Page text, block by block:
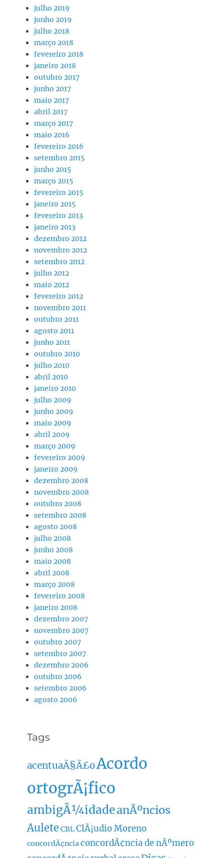
julho 2019
junho 2019
julho 2018
março 2018
fevereiro 2018
janeiro 2018
outubro 2017
junho 2017
maio 2017
abril 2017
março 2017
maio 2016
fevereiro 2016
setembro 2015
junho 2015
março 2015
fevereiro 2015
janeiro 2015
fevereiro 2013
janeiro 2013
dezembro 2012
novembro 2012
setembro 2012
julho 2012
maio 2012
fevereiro 2012
novembro 2011
outubro 2011
agosto 2011
junho 2011
outubro 2010
julho 2010
abril 2010
janeiro 2010
julho 2009
junho 2009
maio 2009
abril 2009
março 2009
fevereiro 2009
janeiro 2009
dezembro 2008
novembro 2008
outubro 2008
setembro 2008
agosto 2008
julho 2008
junho 2008
maio 2008
abril 2008
março 2008
fevereiro 2008
janeiro 2008
dezembro 2007
novembro 2007
outubro 2007
setembro 2007
dezembro 2006
outubro 2006
setembro 2006
agosto 2006
Tags
acentuaÃ§Ã£oAcordo
ortogrÃ¡fico
ambigÃ¼idadeanÃºncios
AuleteCBLClÃ¡udio Moreno
concordÃ¢nciaconcordÃ¢ncia de nÃºmero